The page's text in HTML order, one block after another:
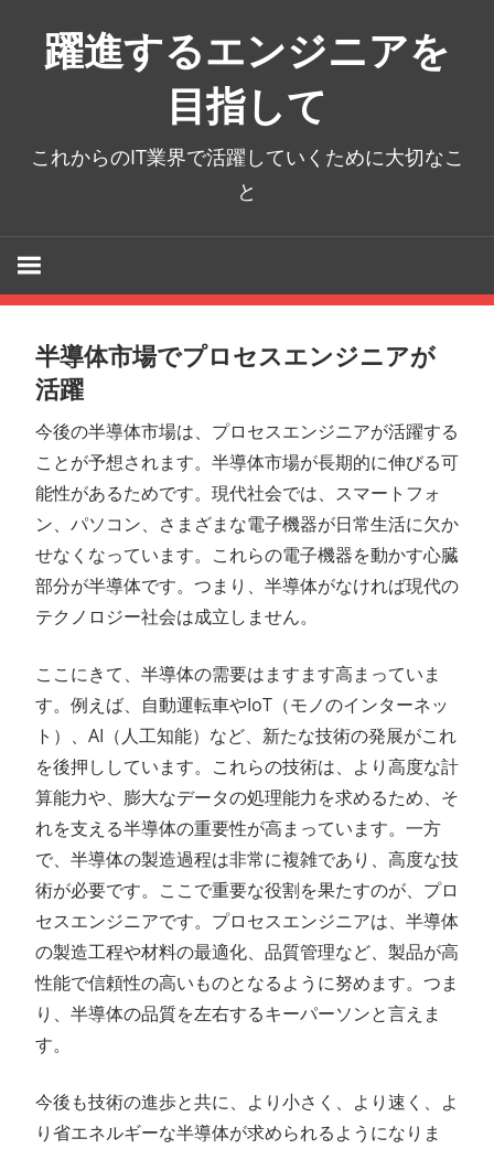
プ
躍進するエンジニアを
目指して
これからのIT業界で活躍していくために大切なこ
と
半導体市場でプロセスエンジニアが
活躍
今後の半導体市場は、プロセスエンジニアが活躍する
ことが予想されます。半導体市場が長期的に伸びる可
能性があるためです。現代社会では、スマートフォ
ン、パソコン、さまざまな電子機器が日常生活に欠か
せなくなっています。これらの電子機器を動かす心臓
部分が半導体です。つまり、半導体がなければ現代の
テクノロジー社会は成立しません。
ここにきて、半導体の需要はますます高まっていま
す。例えば、自動運転車やIoT（モノのインターネッ
ト）、AI（人工知能）など、新たな技術の発展がこれ
を後押ししています。これらの技術は、より高度な計
算能力や、膨大なデータの処理能力を求めるため、そ
れを支える半導体の重要性が高まっています。一方
で、半導体の製造過程は非常に複雑であり、高度な技
術が必要です。ここで重要な役割を果たすのが、プロ
セスエンジニアです。プロセスエンジニアは、半導体
の製造工程や材料の最適化、品質管理など、製品が高
性能で信頼性の高いものとなるように努めます。つま
り、半導体の品質を左右するキーパーソンと言えま
す。
今後も技術の進歩と共に、より小さく、より速く、よ
り省エネルギーな半導体が求められるようになりま